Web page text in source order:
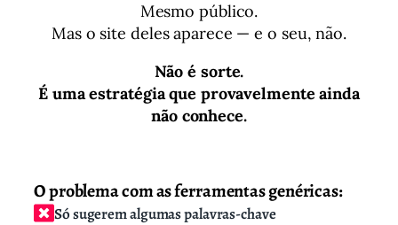
Mesmo público.
Mas o site deles aparece — e o seu, não.
Não é sorte.
É uma estratégia que provavelmente ainda
não conhece.
O problema com as ferramentas genéricas:
Só sugerem algumas palavras-chave